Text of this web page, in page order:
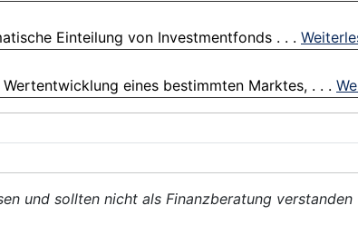
Einteilung von Investmentfonds . . .
eines bestimmten Marktes, . . .
und sollten nicht als Finanzberatung verstanden